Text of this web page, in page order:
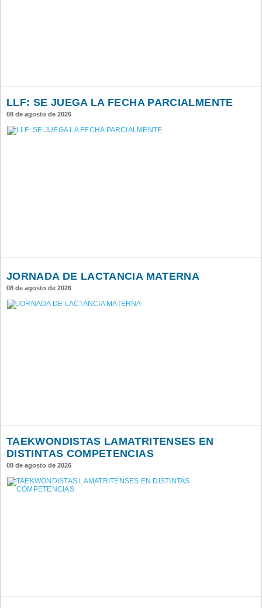
LLF: SE JUEGA LA FECHA PARCIALMENTE
08 de agosto de 2026
JORNADA DE LACTANCIA MATERNA
08 de agosto de 2026
TAEKWONDISTAS LAMATRITENSES EN
DISTINTAS COMPETENCIAS
08 de agosto de 2026